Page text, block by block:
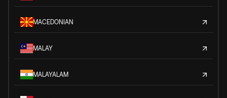
MACEDONIAN
MALAY
MALAYALAM